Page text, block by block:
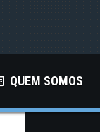
QUEM SOMOS